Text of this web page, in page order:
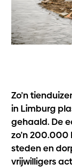
Zo’n
in Limburg
gehaald. De
zo’n
steden en
vrijwilligers